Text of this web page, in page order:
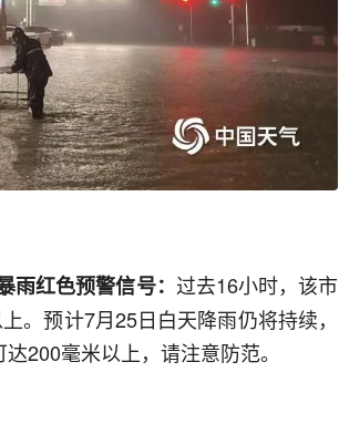
雨红色预警信号： 过去16小时，该市
。预计7月25日白天降雨仍将持续，
200毫米以上，请注意防范。